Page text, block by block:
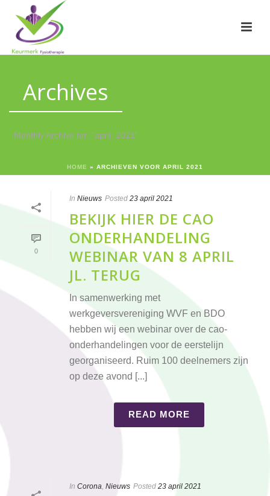
Archives
Monthly Archive for: "april, 2021"
HOME » ARCHIEVEN VOOR APRIL 2021
0
In Nieuws Posted 23 april 2021
BEKIJK HIER DE CAO
ONDERHANDELING
WEBINAR VAN 8 APRIL
JL. TERUG
In samenwerking met
werkgeversvereniging WVF en BDO
hebben wij een webinar over de cao-
onderhandelingen voor de eerstelijn
georganiseerd. Ruim 100 deelnemers zijn
op deze avond [...]
READ MORE
In Corona, Nieuws Posted 23 april 2021